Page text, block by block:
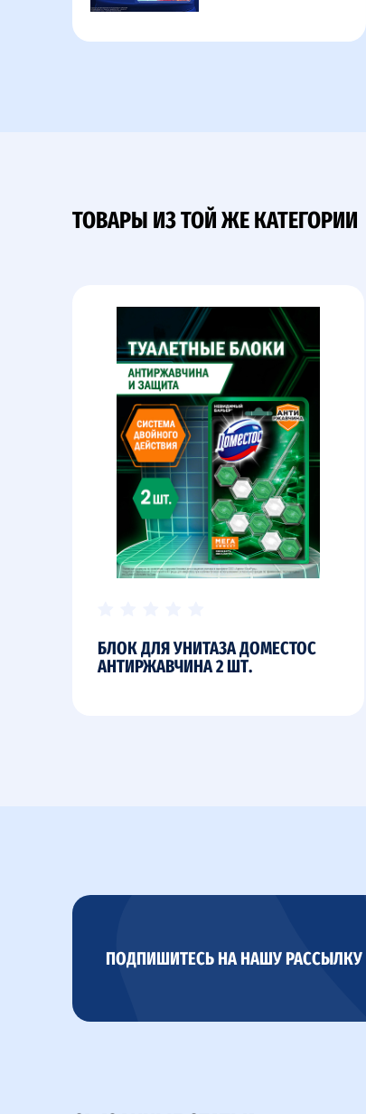
ТОВАРЫ ИЗ ТОЙ ЖЕ КАТЕГОРИИ
БЛОК ДЛЯ УНИТАЗА ДОМЕСТОС
АНТИРЖАВЧИНА 2 ШТ.
ПОДПИШИТЕСЬ НА НАШУ РАССЫЛКУ